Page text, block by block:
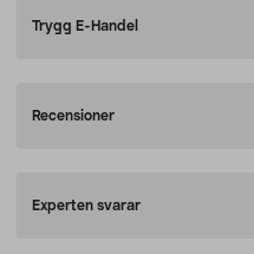
Trygg E-Handel
Recensioner
Experten svarar